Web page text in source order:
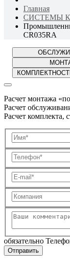
Главная
СИСТЕМЫ
CR035RA
Расчет монтажа
Расчет
Расчет комплекта,
обязательно